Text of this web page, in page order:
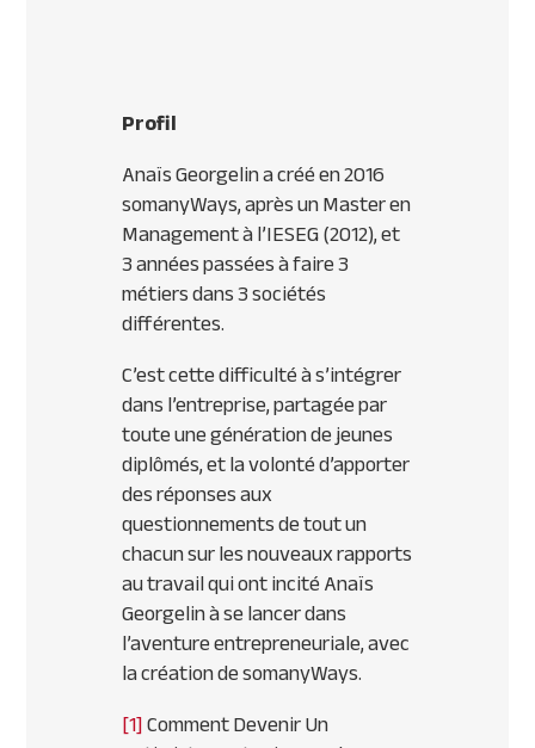
Profil
Anaïs Georgelin a créé en 2016
somanyWays, après un Master en
Management à l’IESEG (2012), et
3 années passées à faire 3
métiers dans 3 sociétés
différentes.
C’est cette difficulté à s’intégrer
dans l’entreprise, partagée par
toute une génération de jeunes
diplômés, et la volonté d’apporter
des réponses aux
questionnements de tout un
chacun sur les nouveaux rapports
au travail qui ont incité Anaïs
Georgelin à se lancer dans
l’aventure entrepreneuriale, avec
la création de somanyWays.
[1]Comment Devenir Un